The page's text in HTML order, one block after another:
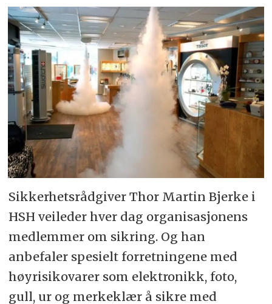
Sikkerhetsrådgiver Thor Martin Bjerke i
HSH veileder hver dag organisasjonens
medlemmer om sikring. Og han
anbefaler spesielt forretningene med
høyrisikovarer som elektronikk, foto,
gull, ur og merkeklær å sikre med